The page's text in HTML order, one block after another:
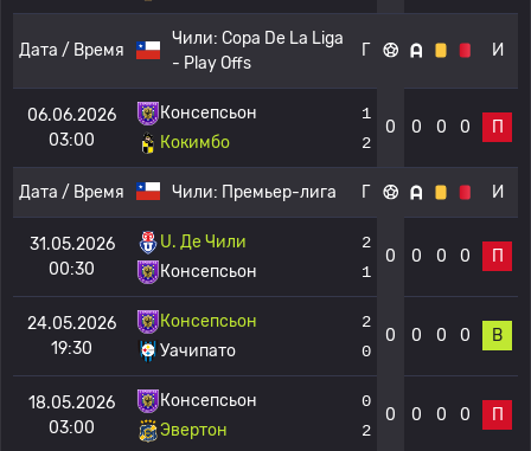
Дата / Время
Чили: Copa De La Liga
- Play Offs
Г И
06.06.2026
03:00
Консепсьон
Кокимбо
1
2
0 0 0 0 П
Дата / Время Чили: Премьер-лига Г И
31.05.2026
00:30
U. Де Чили
Консепсьон
2
1
0 0 0 0 П
24.05.2026
19:30
Консепсьон
Уачипато
2
0
0 0 0 0 В
18.05.2026
03:00
Консепсьон
Эвертон
0
2
0 0 0 0 П